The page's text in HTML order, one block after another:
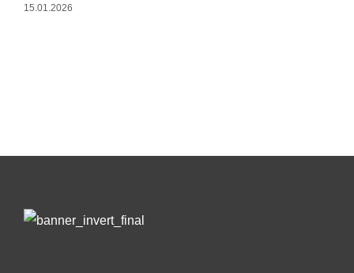
15.01.2026